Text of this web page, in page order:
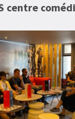
centre